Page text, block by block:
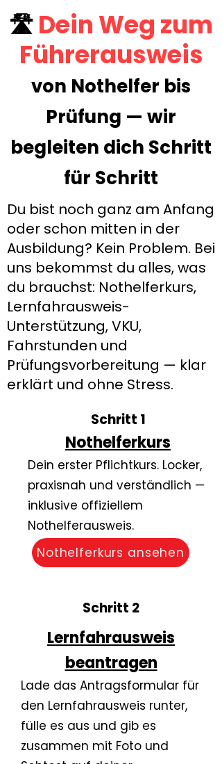
🛣️ Dein Weg zum
Führerausweis
von Nothelfer bis
Prüfung — wir
begleiten dich Schritt
für Schritt
Du bist noch ganz am Anfang
oder schon mitten in der
Ausbildung? Kein Problem. Bei
uns bekommst du alles, was
du brauchst: Nothelferkurs,
Lernfahrausweis-
Unterstützung, VKU,
Fahrstunden und
Prüfungsvorbereitung — klar
erklärt und ohne Stress.
Nothelferkurs ansehen
Schritt 1
Nothelferkurs
Dein erster Pflichtkurs. Locker,
praxisnah und verständlich —
inklusive offiziellem
Nothelferausweis.
Schritt 2
Lernfahrausweis
beantragen
​Lade das Antragsformular für
den Lernfahrausweis runter,
fülle es aus und gib es
zusammen mit Foto und